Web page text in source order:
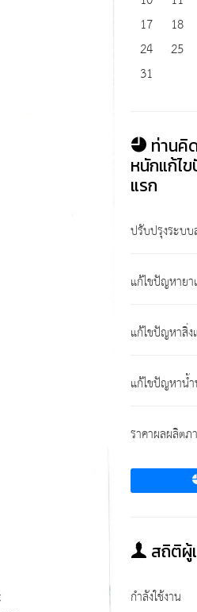
17
18
24
25
31
ท่านคิ
หนักแก้ไ
แรก
ปรับปรุงระบ
แก้ไขปัญหาย
แก้ไขปัญหาสิ่
แก้ไขปัญหาน้
ราคาผลผลิตภ
สถิติผู้
กำลังใช้งาน